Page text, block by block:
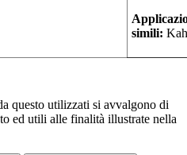
simili:
questo utilizzati si avvalgono di
ed utili alle finalità illustrate nella